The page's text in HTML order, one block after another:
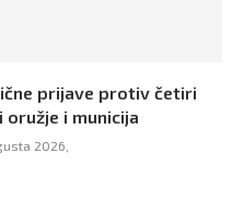
prijave protiv četiri
oružje i municija
2026,